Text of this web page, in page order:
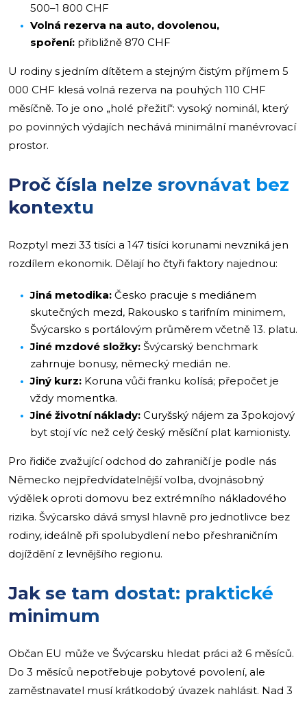
500–1 800 CHF
Volná rezerva na auto, dovolenou,
spoření: přibližně 870 CHF
U rodiny s jedním dítětem a stejným čistým příjmem 5
000 CHF klesá volná rezerva na pouhých 110 CHF
měsíčně. To je ono „holé přežití“: vysoký nominál, který
po povinných výdajích nechává minimální manévrovací
prostor.
Proč čísla nelze srovnávat bez
kontextu
Rozptyl mezi 33 tisíci a 147 tisíci korunami nevzniká jen
rozdílem ekonomik. Dělají ho čtyři faktory najednou:
Jiná metodika: Česko pracuje s mediánem
skutečných mezd, Rakousko s tarifním minimem,
Švýcarsko s portálovým průměrem včetně 13. platu.
Jiné mzdové složky: Švýcarský benchmark
zahrnuje bonusy, německý medián ne.
Jiný kurz: Koruna vůči franku kolísá; přepočet je
vždy momentka.
Jiné životní náklady: Curyšský nájem za 3pokojový
byt stojí víc než celý český měsíční plat kamionisty.
Pro řidiče zvažující odchod do zahraničí je podle nás
Německo nejpředvídatelnější volba, dvojnásobný
výdělek oproti domovu bez extrémního nákladového
rizika. Švýcarsko dává smysl hlavně pro jednotlivce bez
rodiny, ideálně při spolubydlení nebo přeshraničním
dojíždění z levnějšího regionu.
Jak se tam dostat: praktické
minimum
Občan EU může ve Švýcarsku hledat práci až 6 měsíců.
Do 3 měsíců nepotřebuje pobytové povolení, ale
zaměstnavatel musí krátkodobý úvazek nahlásit. Nad 3